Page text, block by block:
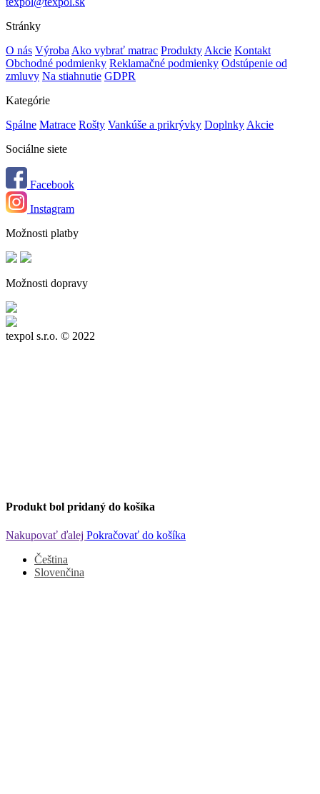
Stránky
O nás Výroba Ako vybrať matrac Produkty Akcie Kontakt
Obchodné podmienky Reklamačné podmienky Odstúpenie od
zmluvy Na stiahnutie GDPR
Kategórie
Spálne Matrace Rošty Vankúše a prikrývky Doplnky Akcie
Sociálne siete
Facebook
Instagram
Možnosti platby
Možnosti dopravy
texpol s.r.o. © 2022
Produkt bol pridaný do košíka
Nakupovať ďalej Pokračovať do košíka
Čeština
Slovenčina